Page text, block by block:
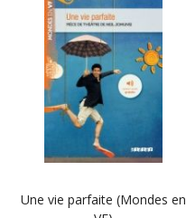
Une vie parfaite (Mondes en